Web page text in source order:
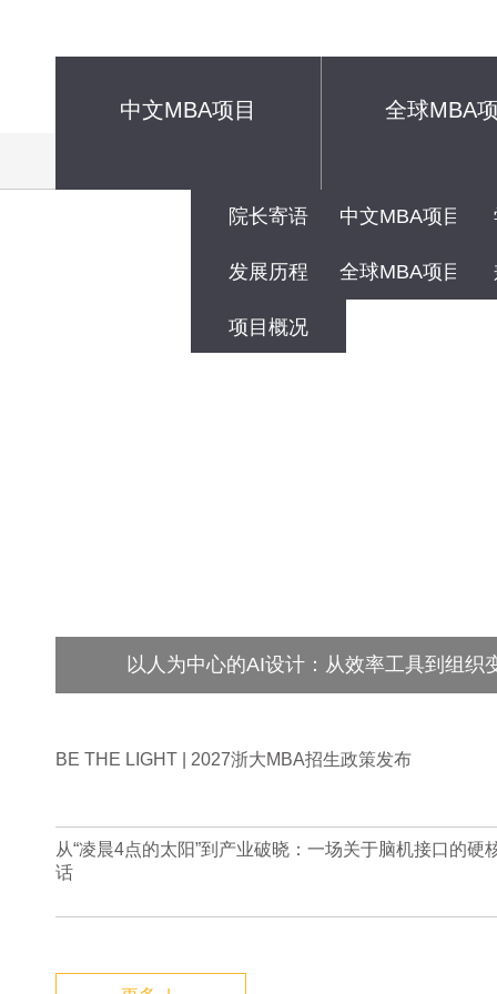
院长寄语
发展历程
项目概况
中文MBA项目
全球MBA项目
中文MBA项目 全球MBA
以人为中心的AI设计：从效率工具到组织
BE THE LIGHT | 2027浙大MBA招生政策发布
从“凌晨4点的太阳”到产业破晓：一场关于脑机接口的硬
话